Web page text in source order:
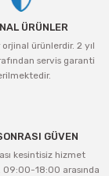
ÜRÜNLER
ürünlerdir. 2 yıl
servis garanti
GÜVEN
kesintisiz hizmet
18:00 arasında